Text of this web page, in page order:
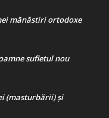
mănăstiri ortodoxe
sufletul nou
(masturbării) şi